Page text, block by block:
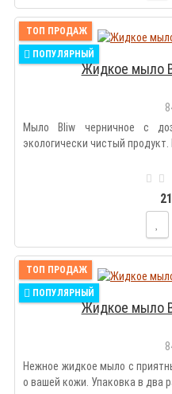
ТОП ПРОДАЖ
ПОПУЛЯРНЫЙ
Жидкое мыло
Мыло Bliw черничное с
экологически чистый продукт.
ТОП ПРОДАЖ
ПОПУЛЯРНЫЙ
Жидкое мыло
Нежное жидкое мыло с
о вашей кожи. Упаковка в два